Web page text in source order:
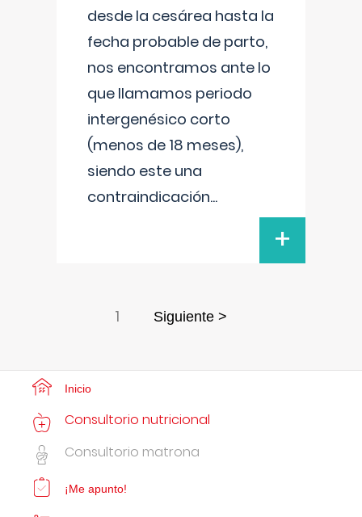
desde la cesárea hasta la
fecha probable de parto,
nos encontramos ante lo
que llamamos periodo
intergenésico corto
(menos de 18 meses),
siendo este una
contraindicación...
+
1 Siguiente >
Inicio
Consultorio nutricional
Consultorio matrona
¡Me apunto!